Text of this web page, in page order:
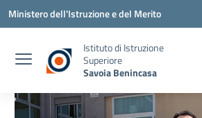
Vai ai contenuti
Vai al menu di navigazione
Vai al footer
Ministero dell'Istruzione e del Merito
Istituto di Istruzione
Superiore
Savoia Benincasa